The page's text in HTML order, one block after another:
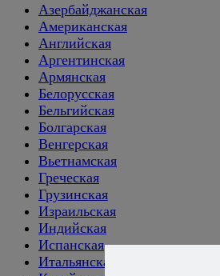
Азербайджанская
Американская
Английская
Аргентинская
Армянская
Белорусская
Бельгийская
Болгарская
Венгерская
Вьетнамская
Греческая
Грузинская
Израильская
Индийская
Испанская
Итальянская